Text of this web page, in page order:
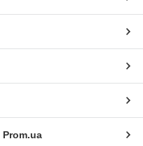
Prom.ua